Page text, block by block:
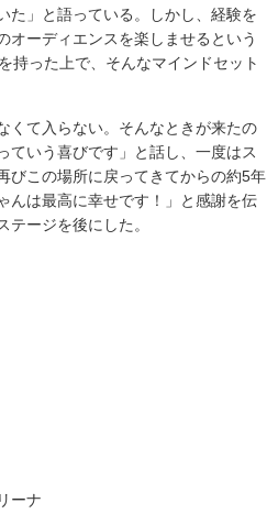
た」と語っている。しかし、経験を
オーディエンスを楽しませるという
持った上で、そんなマインドセット
て入らない。そんなときが来たの
ていう喜びです」と話し、一度はス
びこの場所に戻ってきてからの約5年
は最高に幸せです！」と感謝を伝
ージを後にした。
ーナ